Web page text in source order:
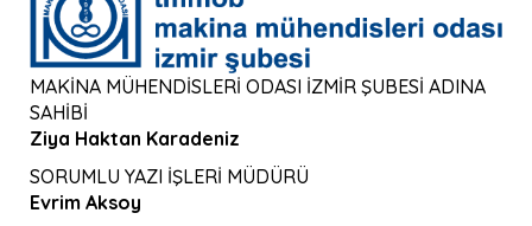
MAKİNA MÜHENDİSLERİ ODASI İZMİR ŞUBESİ ADINA
SAHİBİ
Ziya Haktan Karadeniz
SORUMLU YAZI İŞLERİ MÜDÜRÜ
Evrim Aksoy